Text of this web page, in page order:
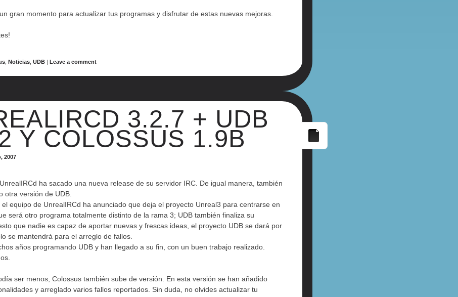
gran momento para actualizar tus programas y disfrutar de estas nuevas mejoras.
,Noticias ,UDB |Leave a comment
3.2.7 + UDB
Y COLOSSUS 1.9B
2007
ha sacado una nueva release de su servidor IRC. De igual manera, también
otra versión de UDB.
el equipo de UnrealIRCd ha anunciado que deja el proyecto Unreal3 para centrarse en
será otro programa totalmente distinto de la rama 3; UDB también finaliza su
que nadie es capaz de aportar nuevas y frescas ideas, el proyecto UDB se dará por
se mantendrá para el arreglo de fallos.
años programando UDB y han llegado a su fin, con un buen trabajo realizado.
ser menos, Colossus también sube de versión. En esta versión se han añadido
y arreglado varios fallos reportados. Sin duda, no olvides actualizar tu